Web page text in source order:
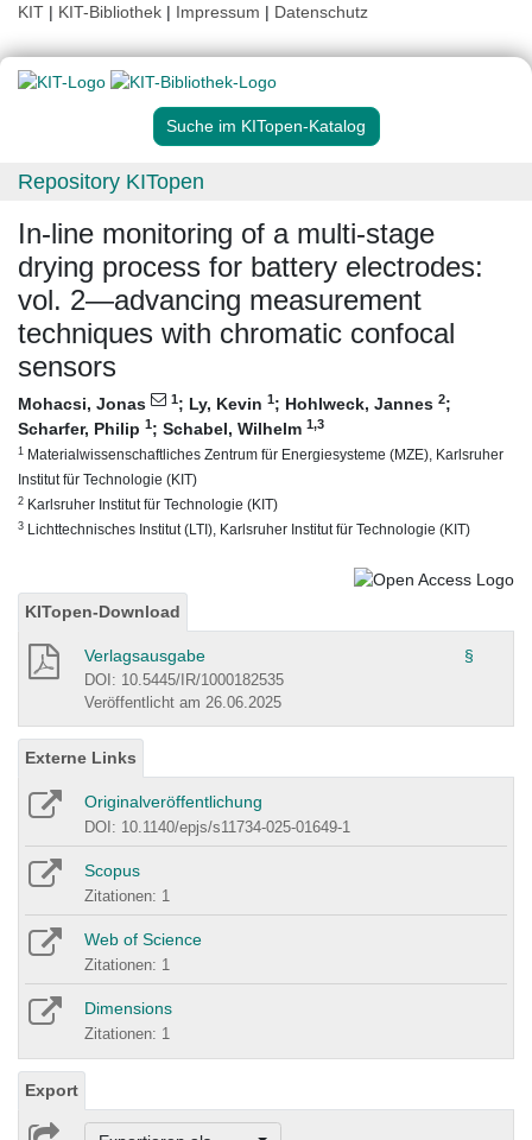
KIT | KIT-Bibliothek | Impressum | Datenschutz
Suche im KITopen-Katalog
Repository KITopen
In-line monitoring of a multi-stage
drying process for battery electrodes:
vol. 2—advancing measurement
techniques with chromatic confocal
sensors
Mohacsi, Jonas 1; Ly, Kevin 1; Hohlweck, Jannes 2;
Scharfer, Philip 1; Schabel, Wilhelm 1,3
1 Materialwissenschaftliches Zentrum für Energiesysteme (MZE), Karlsruher
Institut für Technologie (KIT)
2 Karlsruher Institut für Technologie (KIT)
3 Lichttechnisches Institut (LTI), Karlsruher Institut für Technologie (KIT)
KITopen-Download
Verlagsausgabe §
DOI: 10.5445/IR/1000182535
Veröffentlicht am 26.06.2025
Externe Links
Originalveröffentlichung
DOI: 10.1140/epjs/s11734-025-01649-1
Scopus
Zitationen: 1
Web of Science
Zitationen: 1
Dimensions
Zitationen: 1
Export